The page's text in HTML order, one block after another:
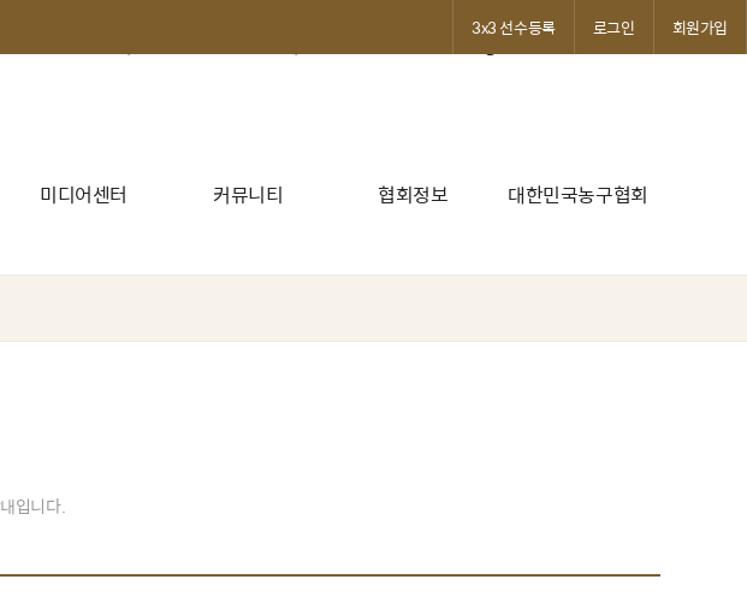
'%Y-%m-%d') as reg_date, b.name, (select count(*) from board_files
'N') != 'Y' order by UNIX_TIMESTAMP(reg_date) desc limit ?, ?
미디어센터 커뮤니티 협회정보 대한민국농구협회
3x3 선수등록 로그인 회원가입
입니다.